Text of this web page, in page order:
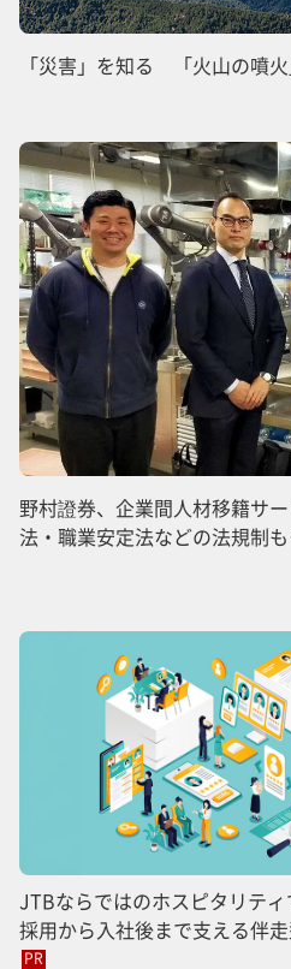
「災害」を知る 「火山の噴火
野村證券、企業間人材移籍サ
法・職業安定法などの法規制
JTBならではのホスピタリテ
採用から入社後まで支える伴
PR